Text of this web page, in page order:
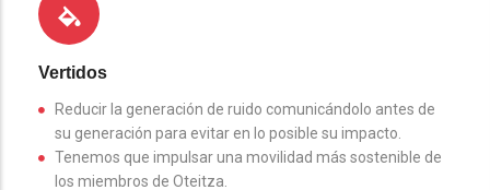
Vertidos
Reducir la generación de ruido comunicándolo antes de
su generación para evitar en lo posible su impacto.
Tenemos que impulsar una movilidad más sostenible de
los miembros de Oteitza.